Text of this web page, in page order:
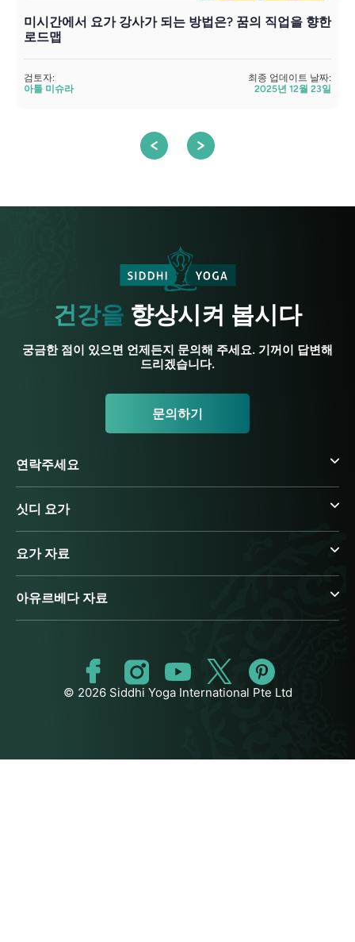
미시간에서 요가 강사가 되는 방법은? 꿈의 직업을 향한
로드맵
검토자:
아툴 미슈라
최종 업데이트 날짜:
2025년 12월 23일
건강을 향상시켜 봅시다
궁금한 점이 있으면 언제든지 문의해 주세요. 기꺼이 답변해
드리겠습니다.
문의하기
연락주세요
싯디 요가
요가 자료
아유르베다 자료
© 2026 Siddhi Yoga International Pte Ltd